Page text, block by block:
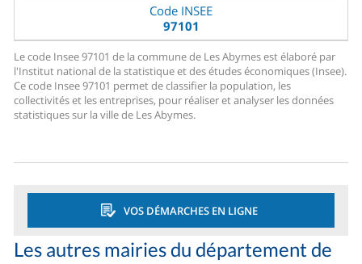
Code INSEE
97101
Le code Insee 97101 de la commune de Les Abymes est élaboré par
l'Institut national de la statistique et des études économiques (Insee).
Ce code Insee 97101 permet de classifier la population, les
collectivités et les entreprises, pour réaliser et analyser les données
statistiques sur la ville de Les Abymes.
VOS DÉMARCHES EN LIGNE
Les autres mairies du département de